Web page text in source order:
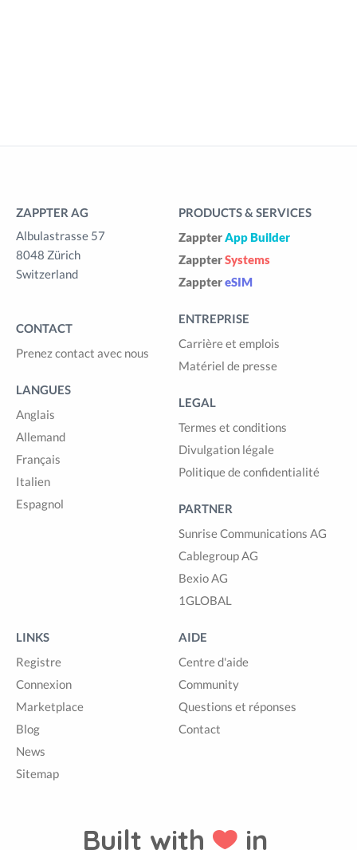
ZAPPTER AG
Albulastrasse 57
8048 Zürich
Switzerland
CONTACT
Prenez contact avec nous
LANGUES
Anglais
Allemand
Français
Italien
Espagnol
PRODUCTS & SERVICES
ZappterApp Builder
ZappterSystems
ZapptereSIM
ENTREPRISE
Carrière et emplois
Matériel de presse
LEGAL
Termes et conditions
Divulgation légale
Politique de confidentialité
PARTNER
Sunrise Communications AG
Cablegroup AG
Bexio AG
1GLOBAL
LINKS
Registre
Connexion
Marketplace
Blog
News
Sitemap
AIDE
Centre d'aide
Community
Questions et réponses
Contact
Built with in